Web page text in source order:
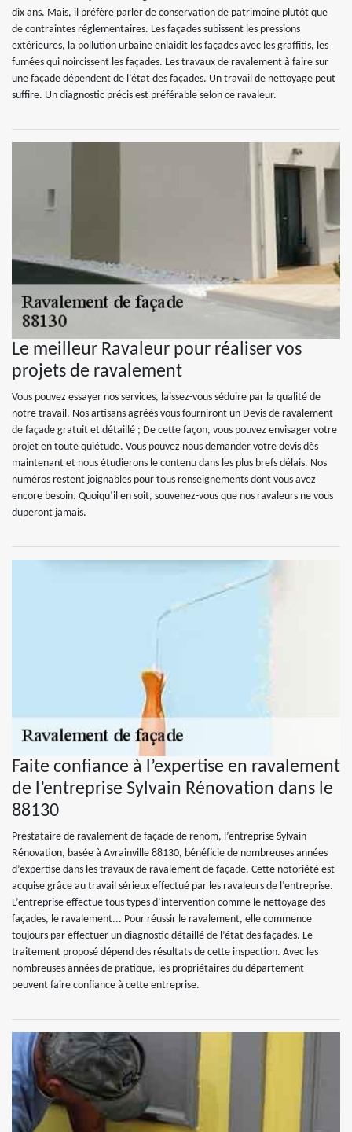
dix ans. Mais, il préfère parler de conservation de patrimoine plutôt que
de contraintes réglementaires. Les façades subissent les pressions
extérieures, la pollution urbaine enlaidit les façades avec les graffitis, les
fumées qui noircissent les façades. Les travaux de ravalement à faire sur
une façade dépendent de l’état des façades. Un travail de nettoyage peut
suffire. Un diagnostic précis est préférable selon ce ravaleur.
Le meilleur Ravaleur pour réaliser vos
projets de ravalement
Vous pouvez essayer nos services, laissez-vous séduire par la qualité de
notre travail. Nos artisans agréés vous fourniront un Devis de ravalement
de façade gratuit et détaillé ; De cette façon, vous pouvez envisager votre
projet en toute quiétude. Vous pouvez nous demander votre devis dès
maintenant et nous étudierons le contenu dans les plus brefs délais. Nos
numéros restent joignables pour tous renseignements dont vous avez
encore besoin. Quoiqu’il en soit, souvenez-vous que nos ravaleurs ne vous
duperont jamais.
Faite confiance à l’expertise en ravalement
de l’entreprise Sylvain Rénovation dans le
88130
Prestataire de ravalement de façade de renom, l’entreprise Sylvain
Rénovation, basée à Avrainville 88130, bénéficie de nombreuses années
d’expertise dans les travaux de ravalement de façade. Cette notoriété est
acquise grâce au travail sérieux effectué par les ravaleurs de l’entreprise.
L’entreprise effectue tous types d’intervention comme le nettoyage des
façades, le ravalement... Pour réussir le ravalement, elle commence
toujours par effectuer un diagnostic détaillé de l’état des façades. Le
traitement proposé dépend des résultats de cette inspection. Avec les
nombreuses années de pratique, les propriétaires du département
peuvent faire confiance à cette entreprise.